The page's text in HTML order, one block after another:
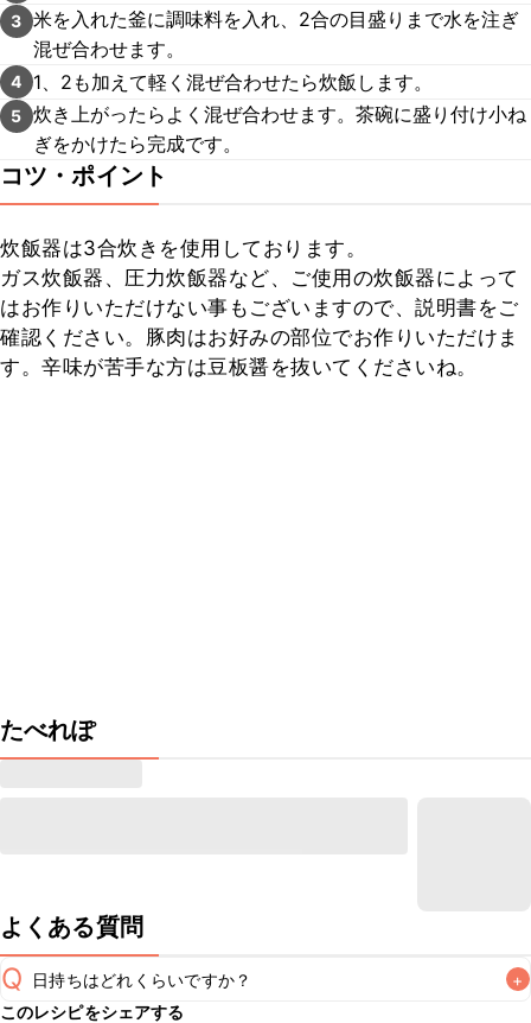
3 米を入れた釜に調味料を入れ、2合の目盛りまで水を注ぎ
混ぜ合わせます。
4 1、2も加えて軽く混ぜ合わせたら炊飯します。
5 炊き上がったらよく混ぜ合わせます。茶碗に盛り付け小ね
ぎをかけたら完成です。
コツ・ポイント
炊飯器は3合炊きを使用しております。
ガス炊飯器、圧力炊飯器など、ご使用の炊飯器によって
はお作りいただけない事もございますので、説明書をご
確認ください。豚肉はお好みの部位でお作りいただけま
す。辛味が苦手な方は豆板醤を抜いてくださいね。
たべれぽ
よくある質問
Q 日持ちはどれくらいですか？
+
このレシピをシェアする